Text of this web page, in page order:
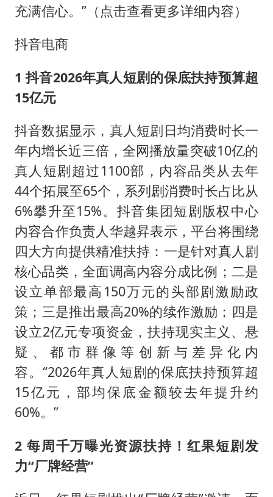
充满信心。”（点击查看更多详细内容）
抖音电商
1 抖音2026年真人短剧的保底扶持预算超
15亿元
抖音数据显示，真人短剧日均消费时长一
年内增长近三倍，全网播放量突破10亿的
真人短剧超过1100部，内容品类从去年
44个拓展至65个，系列剧消费时长占比从
6%攀升至15%。抖音集团短剧版权中心
内容合作负责人华越昇表示，平台将围绕
四大方向提供精准扶持：一是针对真人剧
核心品类，全面调高内容分成比例；二是
设立单部最高150万元的头部剧激励政
策；三是推出最高20%的续作激励；四是
设立2亿元专项资金，扶持现实主义、悬
疑、都市群像等创新与差异化内
容。“2026年真人短剧的保底扶持预算超
15亿元，部均保底金额较去年提升约
60%。”
2 每周千万曝光资源扶持！红果短剧发
力“厂牌经营”